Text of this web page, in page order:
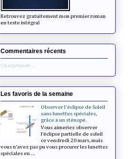
Retrouvez gratuitement mon premier roman
en texte intégral
Commentaires récents
Chargement...
Les favoris de la semaine
Observer l'éclipse de Soleil
sans lunettes spéciales,
grâce à un sténopé.
Vous aimeriez observer
l’éclipse partielle de soleil
ce vendredi 20 mars, mais
vous n’avez pas pu vous procurer les lunettes
spéciales en ...